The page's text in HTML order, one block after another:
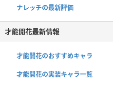
ナレッチの最新評価
才能開花最新情報
才能開花のおすすめキャラ
才能開花の実装キャラ一覧